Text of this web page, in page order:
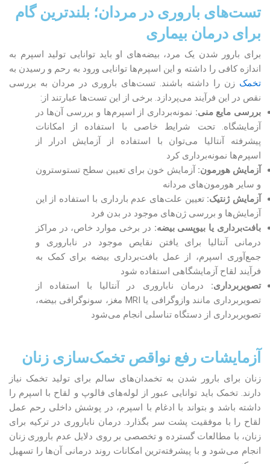
تست‌های باروری در مردان؛ بلندترین گام
برای درمان بیماری
برای بارور شدن یک مرد، بیضه‌های او باید توانایی تولید اسپرم به
اندازه کافی را داشته و این اسپرم‌ها توانایی ورود به رحم و رسیدن به
تخمک زن را داشته باشند. تست‌های باروری در مردان به بررسی
نقص در این فرآیند می‌پردازد. برخی از این تست‌ها عبارتند از:
بررسی مایع منی: نمونه‌برداری از اسپرم‌ها و بررسی آن‌ها در
آزمایشگاه. تحت شرایط خاصی با استفاده از امکانات
پیشرفته آنتالیا می‌توان با استفاده از آزمایش ادرار از
اسپرم‌ها نمونه‌برداری کرد
آزمایش هورمون: آزمایش خون برای تعیین سطح تستوسترون
و سایر‌ هورمون‌های مردانه
آزمایش ژنتیک: تعیین علت‌های عدم بارداری با استفاده از این
آزمایش‌ها و بررسی ژن‌های موجود در بدن فرد
بافت‌برداری یا بیوپسی بیضه: در برخی موارد خاص، در مراکز
درمانی آنتالیا برای یافتن نقایص موجود در ناباروری و
جمع‌آوری اسپرم، از عمل بافت‌برداری بیضه برای کمک به
فرآیند لقاح آزمایشگاهی استفاده شود
تصویربرداری: درمان ناباروری در آنتالیا با استفاده از
تصویربرداری مانند وازوگرافی یا MRI مغز، سونوگرافی بیضه،
تصویربرداری از دستگاه تناسلی انجام می‌شود
آزمایشات رفع نواقص تخمک‌سازی زنان
زنان برای بارور شدن به تخمدان‌های سالم برای تولید تخمک نیاز
دارند. تخمک باید توانایی عبور از لوله‌های فالوپ و لقاح با اسپرم را
داشته باشد و بتواند با ادغام با اسپرم، در پوشش داخلی رحم عمل
لقاح را با موفقیت پشت سر بگذارد. درمان ناباروری در ترکیه برای
زنان، با مطالعات گسترده و تخصصی بر روی دلایل عدم باروری زنان
انجام می‌شود و با پیشرفته‌ترین امکانات روند درمانی آن‌ها را تسهیل